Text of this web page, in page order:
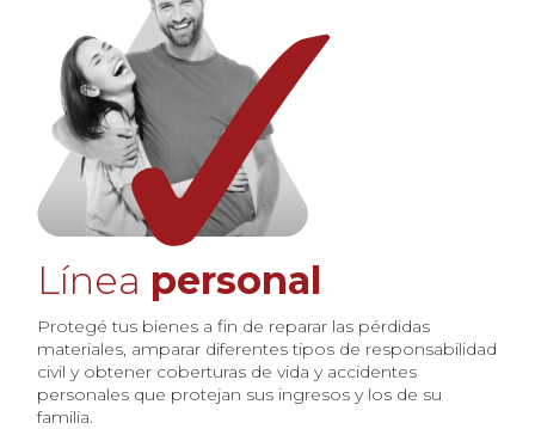
Línea personal
Protegé tus bienes a fin de reparar las pérdidas
materiales, amparar diferentes tipos de responsabilidad
civil y obtener coberturas de vida y accidentes
personales que protejan sus ingresos y los de su
familia.